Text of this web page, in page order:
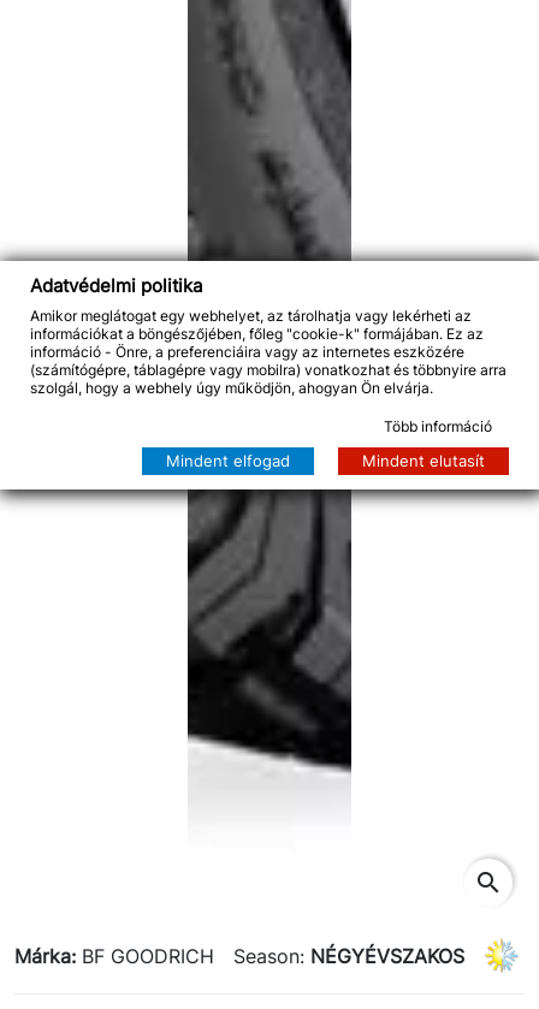
search
Márka: BF GOODRICH Season: NÉGYÉVSZAKOS
Adatvédelmi politika
Amikor meglátogat egy webhelyet, az tárolhatja vagy lekérheti az
információkat a böngészőjében, főleg "cookie-k" formájában. Ez az
információ - Önre, a preferenciáira vagy az internetes eszközére
(számítógépre, táblagépre vagy mobilra) vonatkozhat és többnyire arra
szolgál, hogy a webhely úgy működjön, ahogyan Ön elvárja.
Több információ
Mindent elfogad Mindent elutasít